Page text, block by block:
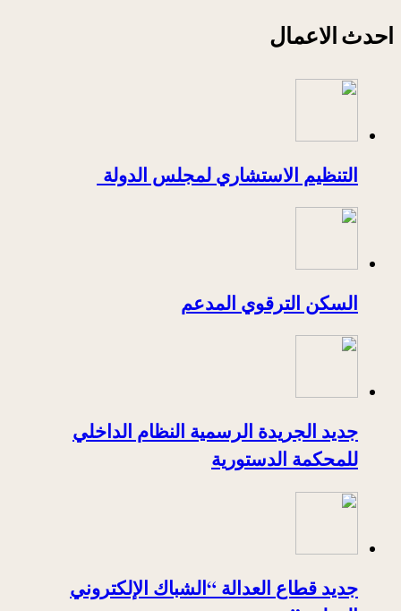
احدث الاعمال
التنظيم الاستشاري لمجلس الدولة
السكن الترقوي المدعم
جديد الجريدة الرسمية النظام الداخلي
للمحكمة الدستورية
جديد قطاع العدالة “الشباك الإلكتروني